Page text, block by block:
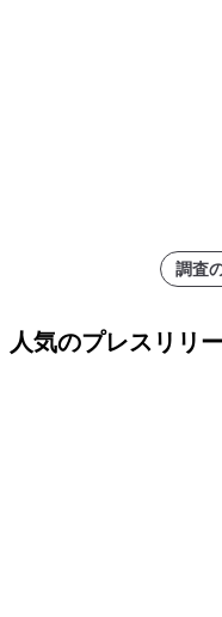
調査
人気のプレスリリ